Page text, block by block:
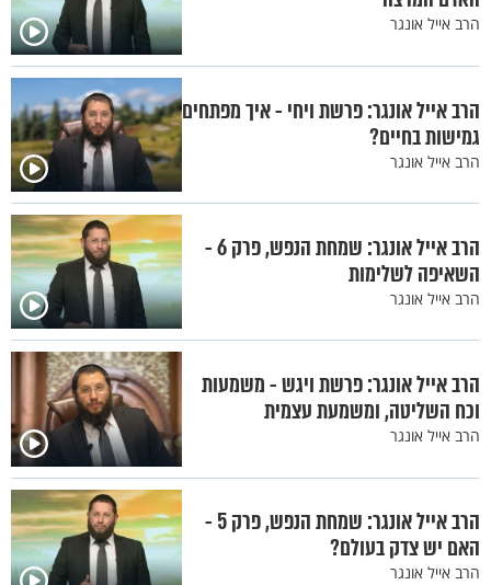
הרב אייל אונגר
הרב אייל אונגר: פרשת ויחי - איך מפתחים
גמישות בחיים?
הרב אייל אונגר
הרב אייל אונגר: שמחת הנפש, פרק 6 -
השאיפה לשלימות
הרב אייל אונגר
הרב אייל אונגר: פרשת ויגש - משמעות
וכח השליטה, ומשמעת עצמית
הרב אייל אונגר
הרב אייל אונגר: שמחת הנפש, פרק 5 -
האם יש צדק בעולם?
הרב אייל אונגר